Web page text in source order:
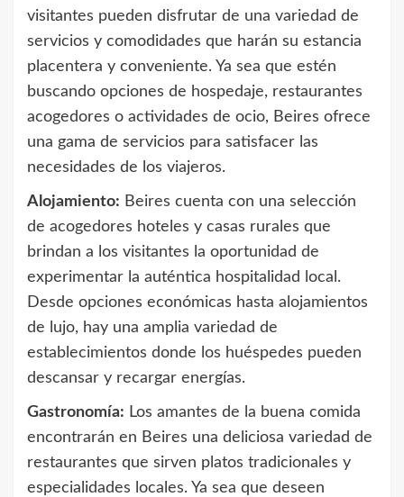
visitantes pueden disfrutar de una variedad de
servicios y comodidades que harán su estancia
placentera y conveniente. Ya sea que estén
buscando opciones de hospedaje, restaurantes
acogedores o actividades de ocio, Beires ofrece
una gama de servicios para satisfacer las
necesidades de los viajeros.
Alojamiento: Beires cuenta con una selección
de acogedores hoteles y casas rurales que
brindan a los visitantes la oportunidad de
experimentar la auténtica hospitalidad local.
Desde opciones económicas hasta alojamientos
de lujo, hay una amplia variedad de
establecimientos donde los huéspedes pueden
descansar y recargar energías.
Gastronomía: Los amantes de la buena comida
encontrarán en Beires una deliciosa variedad de
restaurantes que sirven platos tradicionales y
especialidades locales. Ya sea que deseen